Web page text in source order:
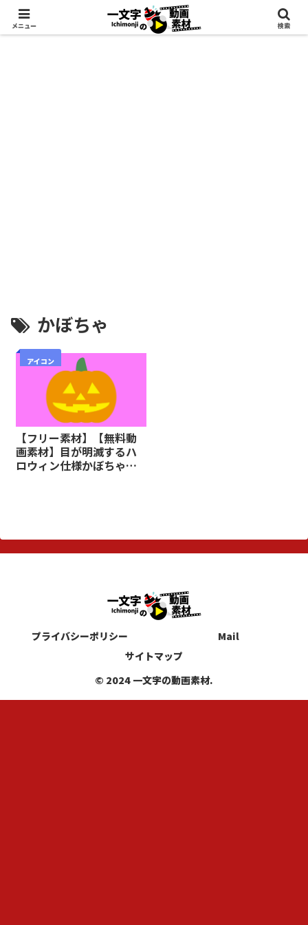
かぼちゃ
アイコン
【フリー素材】【無料動
画素材】目が明滅するハ
ロウィン仕様かぼちゃア
プライバシーポリシー
Mail
サイトマップ
© 2024 一文字の動画素材.
メニュー 検索